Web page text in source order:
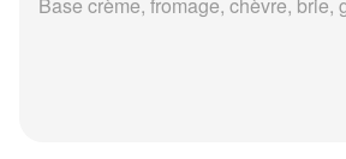
Base crème, fromage, chèvre, brie,